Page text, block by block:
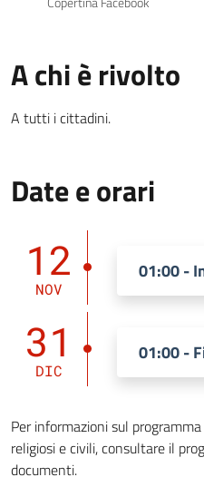
A chi è rivolto
A tutti i cittadini.
Date e orari
12
NOV
01:00 -
31
DIC
01:00 -
Per informazioni sul
religiosi e civili, consultare il
documenti.